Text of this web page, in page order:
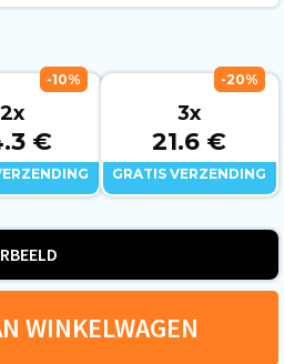
2x
€
-10%
3x
21.6 €
-20%
GRATIS VERZENDING
WINKELWAGEN